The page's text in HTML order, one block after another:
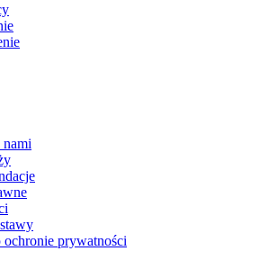
nami
ochronie prywatności